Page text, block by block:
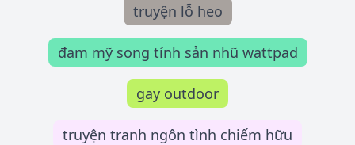
truyện lỗ heo
đam mỹ song tính sản nhũ wattpad
gay outdoor
truyện tranh ngôn tình chiếm hữu